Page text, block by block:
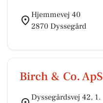
Hjemmevej 40
2870 Dyssegård
Birch & Co. ApS
Dyssegårdsvej 42, 1.